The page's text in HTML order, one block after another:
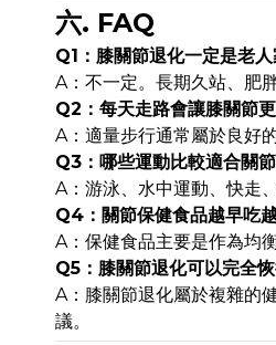
六. FAQ
Q1：膝關節退化一定是老
A：不一定。長期久站、肥
Q2：每天走路會讓膝關節
A：適量步行通常屬於良好
Q3：哪些運動比較適合關
A：游泳、水中運動、快走
Q4：關節保健食品越早吃
A：保健食品主要是作為均
Q5：膝關節退化可以完全
A：膝關節退化屬於複雜的
議。